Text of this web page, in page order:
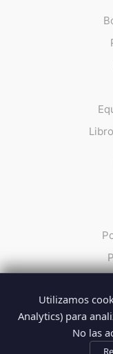
© 2026 Summarios ·
Utilizamos
Analytics) para
No las